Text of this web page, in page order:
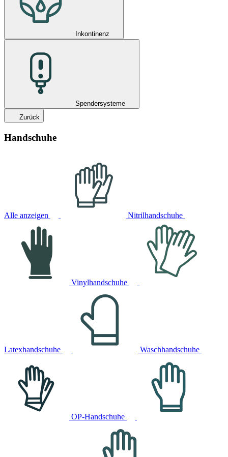
Inkontinenz
Spendersysteme
Zurück
Handschuhe
Alle anzeigen Nitrilhandschuhe
Vinylhandschuhe
Latexhandschuhe Waschhandschuhe
OP-Handschuhe